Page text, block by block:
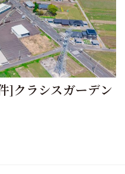
]クラシスガーデン